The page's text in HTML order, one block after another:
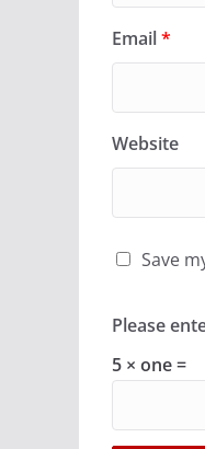
Email*
Website
Save
Please
5 × one =